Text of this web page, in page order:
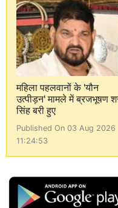
महिला पहलवानों के 'यौन
उत्पीड़न' मामले में ब्रजभूषण
सिंह बरी हुए
Published On 03 Aug 2026
11:24:53